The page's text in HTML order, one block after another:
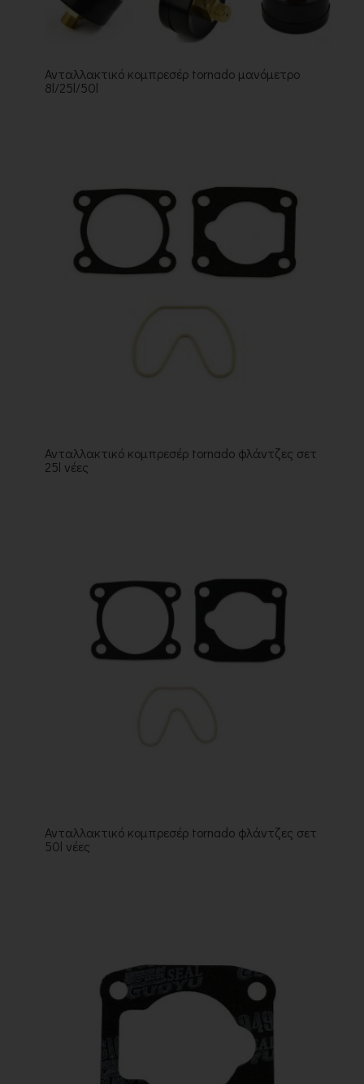
Ανταλλακτικό κομπρεσέρ tornado μανόμετρο
8l/25l/50l
Ανταλλακτικό κομπρεσέρ tornado φλάντζες σετ
25l νέες
Ανταλλακτικό κομπρεσέρ tornado φλάντζες σετ
50l νέες